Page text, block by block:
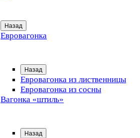
Назад
Евровагонка
Назад
Евровагонка из лиственницы
Евровагонка из сосны
Вагонка «штиль»
Назад